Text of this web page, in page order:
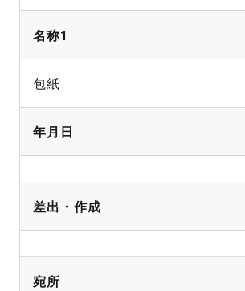
名称1
包紙
年月日
差出・作成
宛所